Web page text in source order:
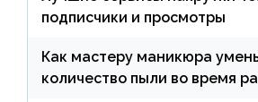
подписчики и просмотры
Как мастеру маникюра
количество пыли во время